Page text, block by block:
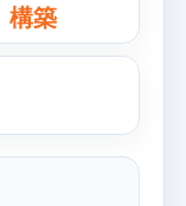
構築